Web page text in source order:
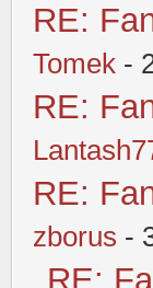
RE:
Tomek -
RE:
RE:
zborus -
RE: